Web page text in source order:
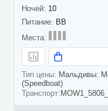
10
BB
Мальдивы:
(Speedboat)